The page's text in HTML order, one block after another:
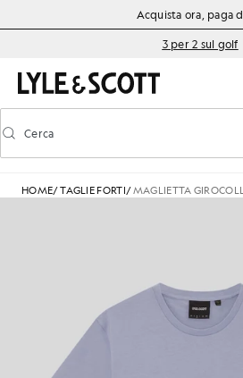
Vai al contenuto principale
Informazioni sull'accessibilità
Acquista ora, paga
3 per 2 sul golf
Attiva/disattiva la ricerca predittiva
Cerca
HOME/TAGLIE FORTI/MAGLIETTA